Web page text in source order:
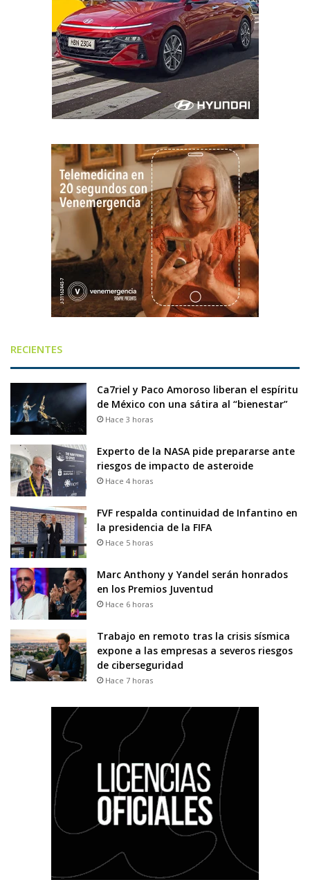
RECIENTES
Ca7riel y Paco Amoroso liberan el espíritu
de México con una sátira al “bienestar”
Hace 3 horas
Experto de la NASA pide prepararse ante
riesgos de impacto de asteroide
Hace 4 horas
FVF respalda continuidad de Infantino en
la presidencia de la FIFA
Hace 5 horas
Marc Anthony y Yandel serán honrados
en los Premios Juventud
Hace 6 horas
Trabajo en remoto tras la crisis sísmica
expone a las empresas a severos riesgos
de ciberseguridad
Hace 7 horas